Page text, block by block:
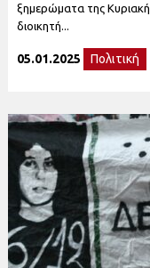
ξημερώματα της
διοικητή...
05.01.2025 Πολιτική